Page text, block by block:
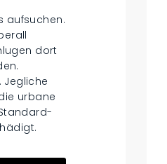
aufsuchen.
dort
Jegliche
urbane